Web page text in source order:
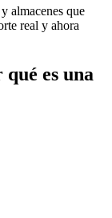
almacenes que
real y ahora
es una